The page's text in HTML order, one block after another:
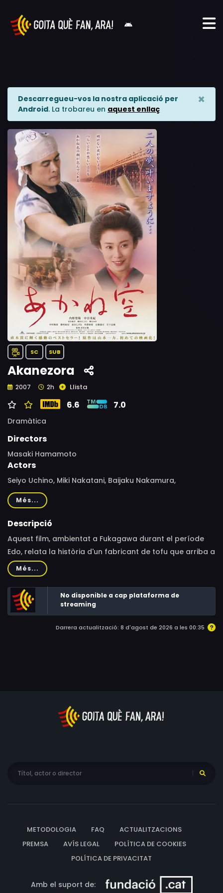
Descarregueu-vos la nostra aplicació per
Android. La trobareu en aquest enllaç
×
SC SUB
Akanezora
2007 2h Llista
6.6 7.0
Dramàtica
Directors
Masaki Hamamoto
Actors
Seiyo Uchino, Miki Nakatani, Baijaku Nakamura,
Masanobu Katsumura, Shigeru Izumiya, Kazue Tsunogae,
Renji Ishibashi, Shima Iwashita, Kouhei Takeda, Yoshihiko
Hosoda, Miyu Yagyu
Més...
Descripció
Aquest film, ambientat a Fukagawa durant el període
Edo, relata la història d'un fabricant de tofu que arriba a
una ciutat tradicional per obrir el seu propi negoci.
Més...
No disponible a cap plataforma de
streaming
Darrera actualització: 8 d'agost de 2026 a les 00:35
METODOLOGIA FAQ
ACTUALITZACIONS
PREMSA
AVÍS LEGAL
POLÍTICA DE COOKIES
POLÍTICA DE PRIVACITAT
Amb el suport de: